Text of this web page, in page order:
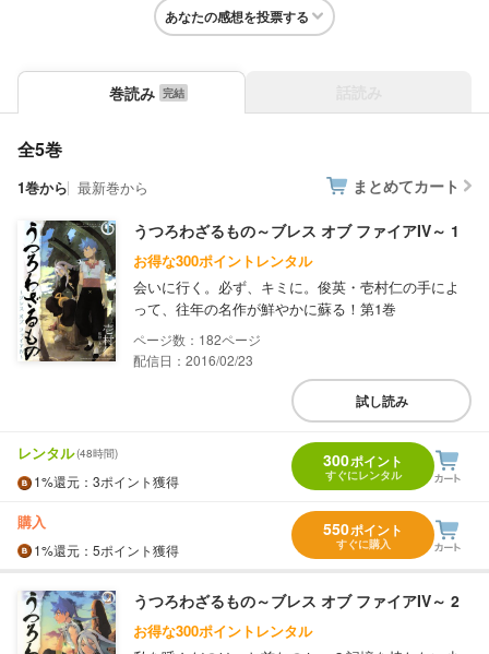
あなたの感想を投票する
巻読み
全5巻
1巻から 最新巻から まとめてカート
うつろわざるもの～ブレス オブ ファイアIV～ 1
お得な300ポイントレンタル
会いに行く。必ず、キミに。俊英・壱村仁の手によ
って、往年の名作が鮮やかに蘇る！第1巻
182
配信日：2016/02/23
試し読み
レンタル(48時間)
1%還元 ：3ポイント獲得
300ポイント
すぐにレンタル
購入
1%還元 ：5ポイント獲得
550ポイント
すぐに購入
うつろわざるもの～ブレス オブ ファイアIV～ 2
お得な300ポイントレンタル